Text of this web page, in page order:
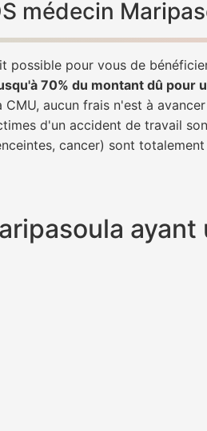
médecin
pour vous de
70% du montant dû pour
aucun frais n'est à
d'un accident de travail
cancer) sont
ayant